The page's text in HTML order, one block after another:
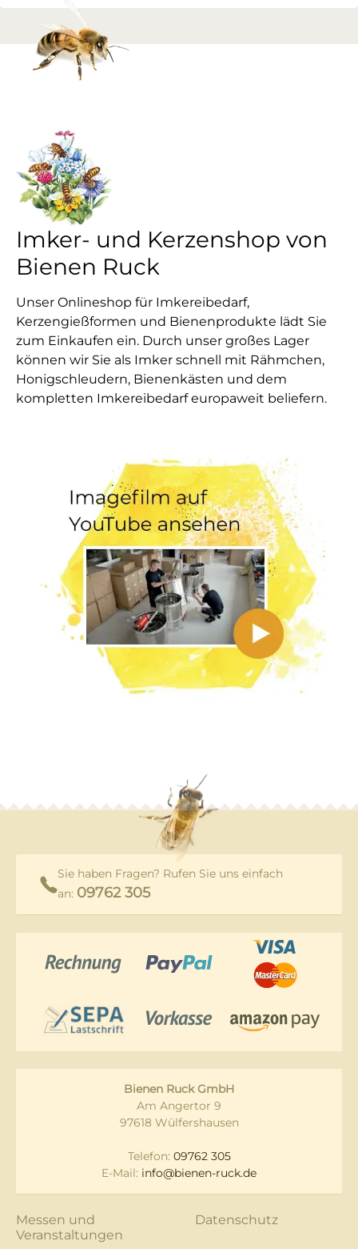
Imker- und Kerzenshop von
Bienen Ruck
Unser Onlineshop für Imkereibedarf,
Kerzengießformen und Bienenprodukte lädt Sie
zum Einkaufen ein. Durch unser großes Lager
können wir Sie als Imker schnell mit Rähmchen,
Honigschleudern, Bienenkästen und dem
kompletten Imkereibedarf europaweit beliefern.
Sie haben Fragen? Rufen Sie uns einfach
an: 09762 305
Bienen Ruck GmbH
Am Angertor 9
97618 Wülfershausen
Telefon: 09762 305
E-Mail: info@bienen-ruck.de
Messen und
Veranstaltungen
Datenschutz